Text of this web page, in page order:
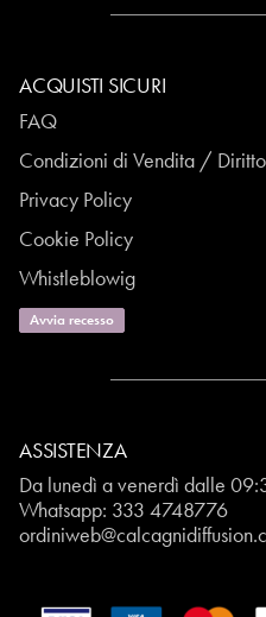
ACQUISTI SICURI
FAQ
Condizioni di Vendita /
Privacy Policy
Cookie Policy
Whistleblowig
Avvia recesso
ASSISTENZA
Da lunedì a venerdì dalle
Whatsapp: 333 4748776